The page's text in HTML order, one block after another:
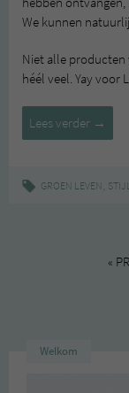
We kunnen
Niet alle producten
héél veel. Yay voor
Lees verder Lush
Winter
→
GROEN LEVEN,
«
Welkom